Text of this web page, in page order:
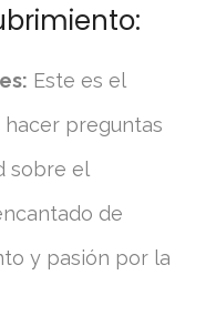
Este es el
preguntas
sobre el
de
y pasión por la